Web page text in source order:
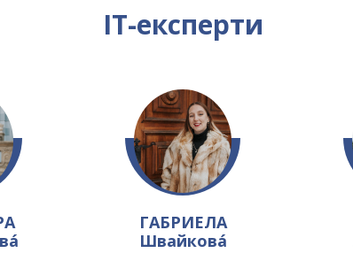
ІТ-експерти
ГАБРИЕЛА
Швайковá